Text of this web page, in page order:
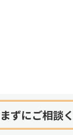
ずにご相談